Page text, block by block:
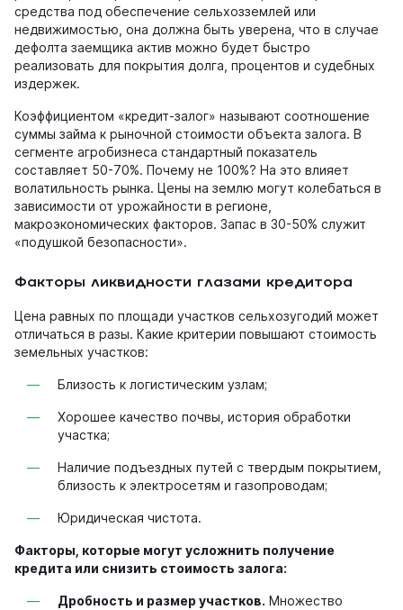
средства под обеспечение сельхозземлей или
недвижимостью, она должна быть уверена, что в случае
дефолта заемщика актив можно будет быстро
реализовать для покрытия долга, процентов и судебных
издержек.
Коэффициентом «кредит-залог» называют соотношение
суммы займа к рыночной стоимости объекта залога. В
сегменте агробизнеса стандартный показатель
составляет 50-70%. Почему не 100%? На это влияет
волатильность рынка. Цены на землю могут колебаться в
зависимости от урожайности в регионе,
макроэкономических факторов. Запас в 30-50% служит
«подушкой безопасности».
Факторы ликвидности глазами кредитора
Цена равных по площади участков сельхозугодий может
отличаться в разы. Какие критерии повышают стоимость
земельных участков:
Близость к логистическим узлам;
Хорошее качество почвы, история обработки
участка;
Наличие подъездных путей с твердым покрытием,
близость к электросетям и газопроводам;
Юридическая чистота.
Факторы, которые могут усложнить получение
кредита или снизить стоимость залога:
Дробность и размер участков. Множество